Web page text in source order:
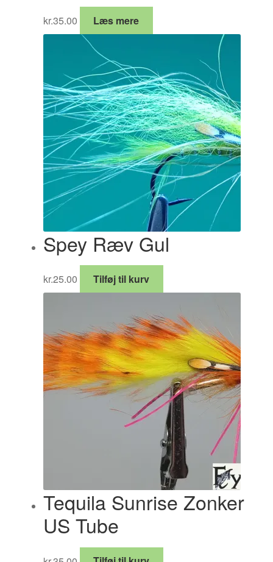
kr.35.00 Læs mere
Spey Ræv Gul
kr.25.00 Tilføj til kurv
Tequila Sunrise Zonker
US Tube